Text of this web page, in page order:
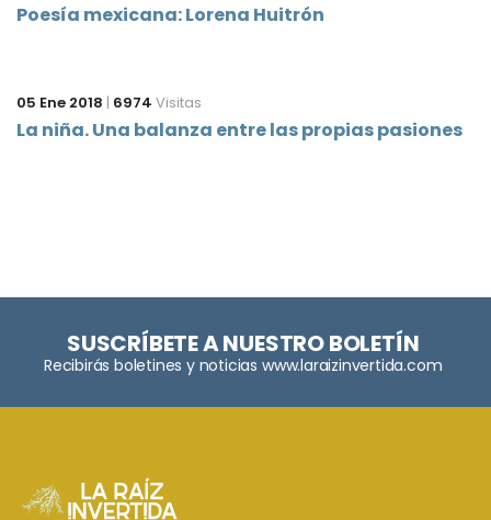
Poesía mexicana: Lorena Huitrón
05 Ene 2018 | 6974 Visitas
La niña. Una balanza entre las propias pasiones
SUSCRÍBETE A NUESTRO BOLETÍN
Recibirás boletines y noticias www.laraizinvertida.com